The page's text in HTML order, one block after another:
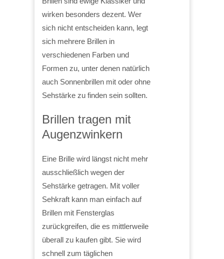
wirken besonders dezent. Wer
sich nicht entscheiden kann, legt
sich mehrere Brillen in
verschiedenen Farben und
Formen zu, unter denen natürlich
auch Sonnenbrillen mit oder ohne
Sehstärke zu finden sein sollten.
Brillen tragen mit
Augenzwinkern
Eine Brille wird längst nicht mehr
ausschließlich wegen der
Sehstärke getragen. Mit voller
Sehkraft kann man einfach auf
Brillen mit Fensterglas
zurückgreifen, die es mittlerweile
überall zu kaufen gibt. Sie wird
schnell zum täglichen